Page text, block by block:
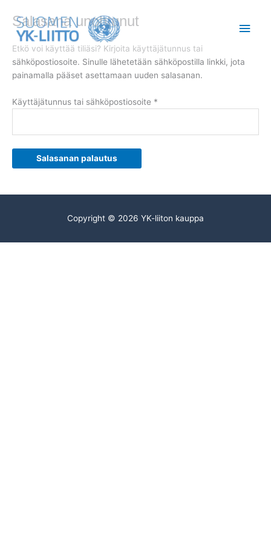
sisältöön
Salasana unohtunut
Etkö voi käyttää tiliäsi? Kirjoita käyttäjätunnus tai
sähköpostiosoite. Sinulle lähetetään sähköpostilla linkki, jota
painamalla pääset asettamaan uuden salasanan.
Käyttäjätunnus tai sähköpostiosoite *
Salasanan palautus
Copyright © 2026 YK-liiton kauppa